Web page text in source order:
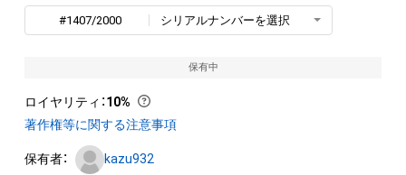
#1407/2000 シリアルナンバーを選択
保有中
ロイヤリティ ：10%
著作権等に関する注意事項
保有者： kazu932